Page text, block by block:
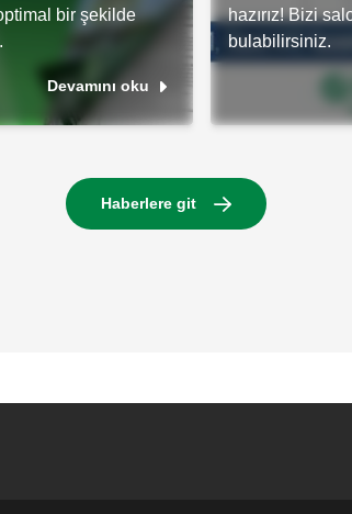
bir şekilde
Devamını oku
hazırız! Bizi
bulabilirsiniz.
Haberlere git